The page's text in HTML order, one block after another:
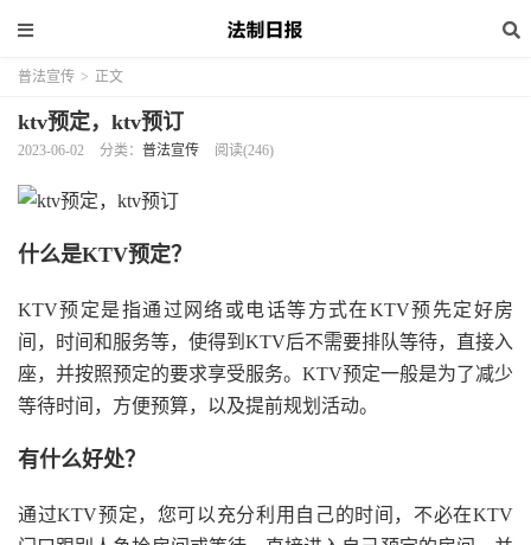
普法宣传 > 正文
ktv预定，ktv预订
2023-06-02 分类： 普法宣传 阅读(246)
什么是KTV预定？
KTV预定是指通过网络或电话等方式在KTV预先定好房
间，时间和服务等，使得到KTV后不需要排队等待，直接入
座，并按照预定的要求享受服务。KTV预定一般是为了减少
等待时间，方便预算，以及提前规划活动。
有什么好处？
通过KTV预定，您可以充分利用自己的时间，不必在KTV